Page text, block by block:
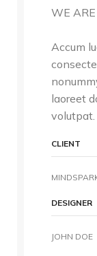
WE ARE
Accum
laoreet
CLIENT
DESIGNER
JOHN DOE